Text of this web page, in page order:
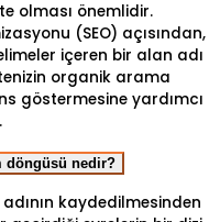
olması önemlidir.
(SEO) açısından,
içeren bir alan adı
organik arama
göstermesine yardımcı
döngüsü nedir?
kaydedilmesinden